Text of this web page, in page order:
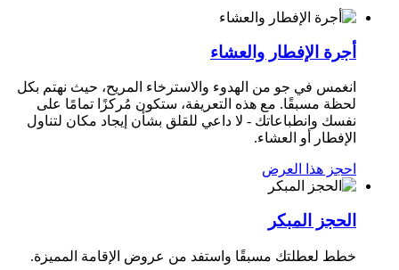
أجرة الإفطار والعشاء
انغمس في جو من الهدوء والاسترخاء المريح، حيث نهتم بكل
لحظة مسبقًا. مع هذه التعريفة، ستكون مُركزًا تمامًا على
نفسك وانطباعاتك - لا داعي للقلق بشأن إيجاد مكان لتناول
الإفطار أو العشاء.
احجز هذا العرض
الحجز المبكر
خطط لعطلتك مسبقًا واستفد من عروض الإقامة المميزة.